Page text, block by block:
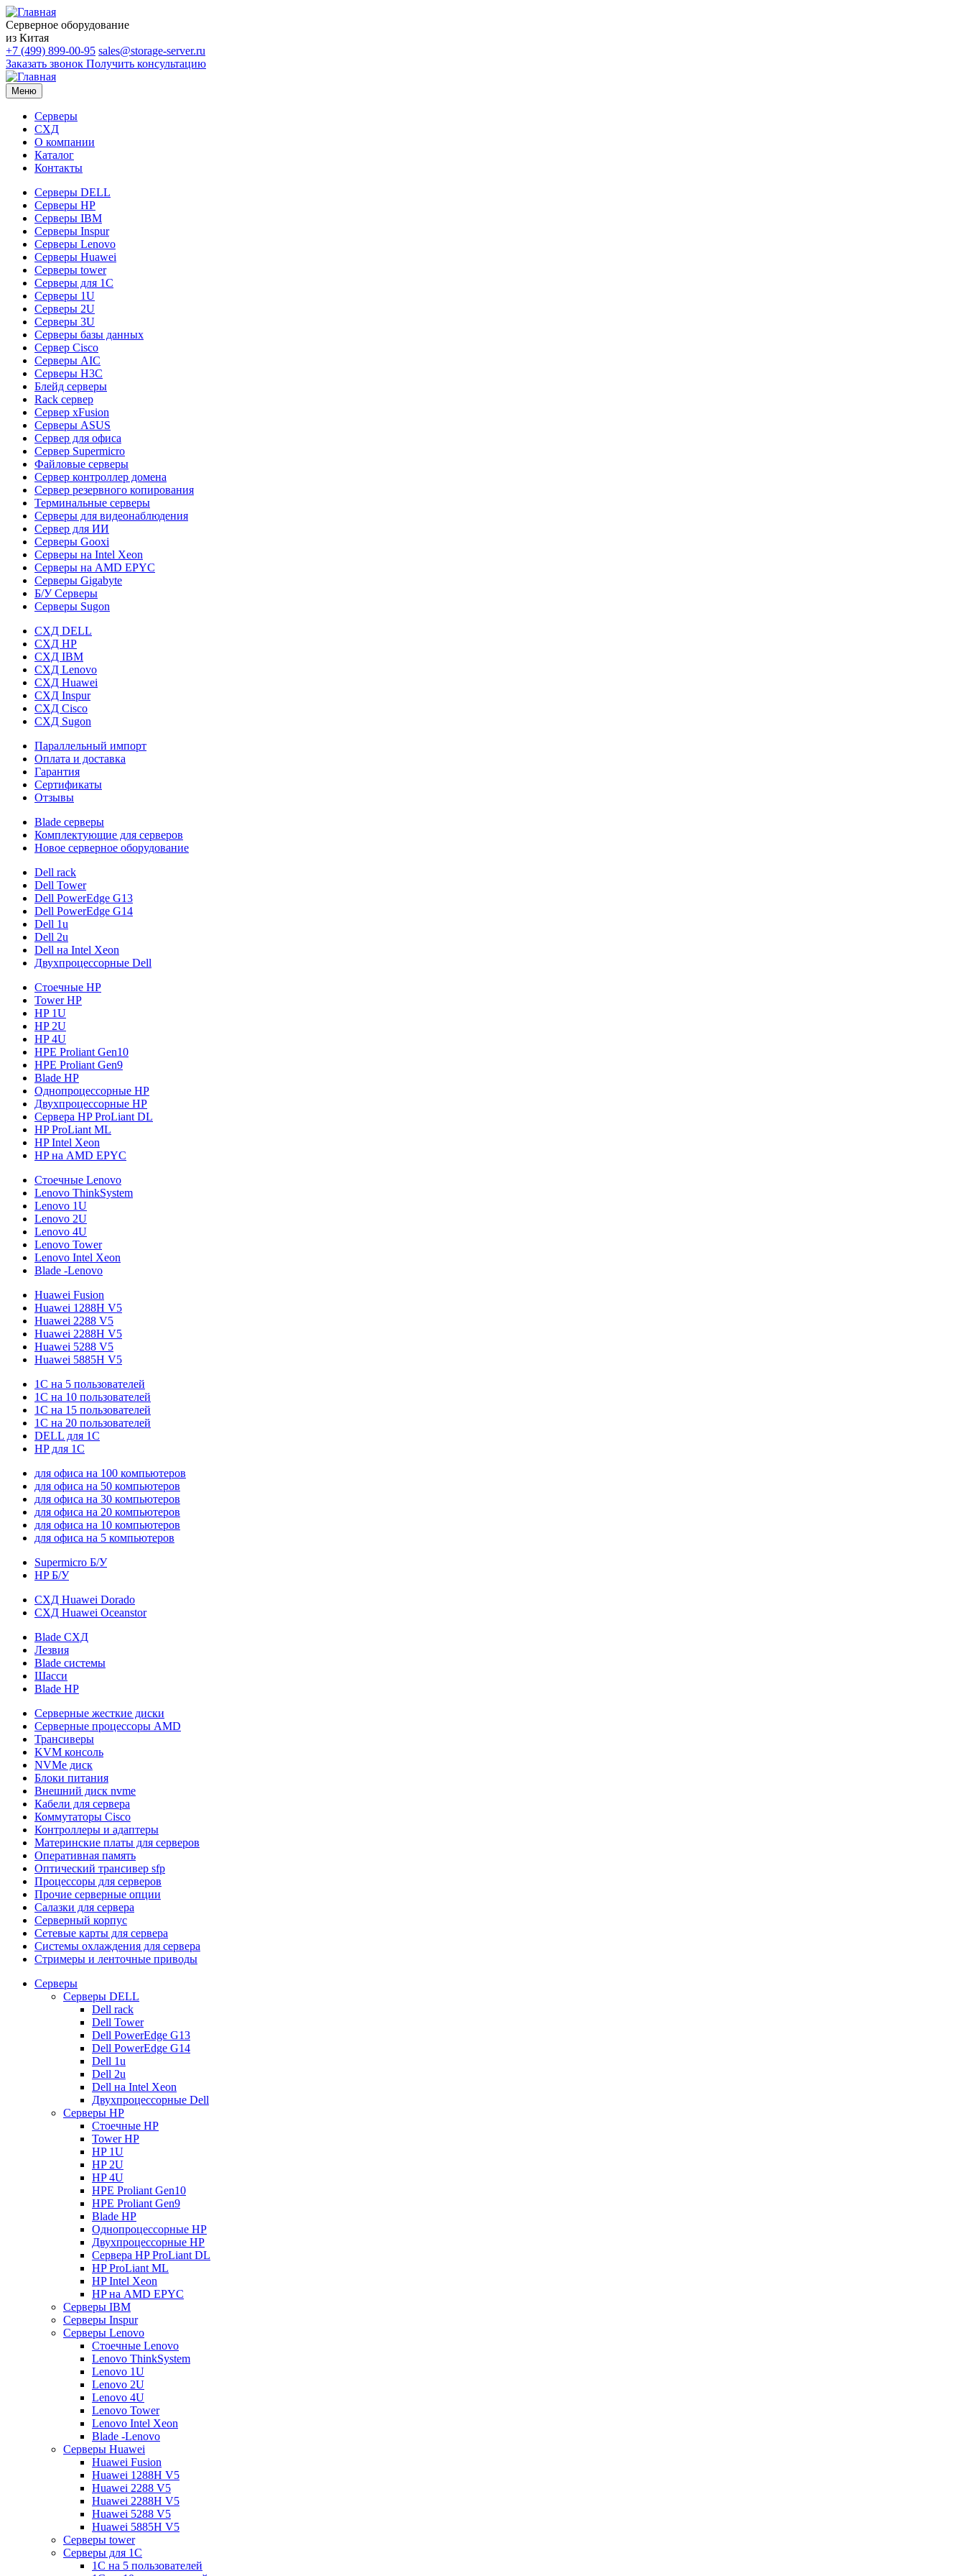
Серверное оборудование
из Китая
+7 (499) 899-00-95 sales@storage-server.ru
Заказать звонок Получить консультацию
Меню
Серверы
СХД
О компании
Каталог
Контакты
Серверы DELL
Серверы HP
Серверы IBM
Серверы Inspur
Серверы Lenovo
Серверы Huawei
Серверы tower
Серверы для 1C
Серверы 1U
Серверы 2U
Серверы 3U
Серверы базы данных
Сервер Cisco
Серверы AIC
Серверы H3C
Блейд серверы
Rack сервер
Сервер xFusion
Серверы ASUS
Сервер для офиса
Сервер Supermicro
Файловые серверы
Сервер контроллер домена
Сервер резервного копирования
Терминальные серверы
Серверы для видеонаблюдения
Сервер для ИИ
Серверы Gooxi
Серверы на Intel Xeon
Серверы на AMD EPYC
Серверы Gigabyte
Б/У Серверы
Серверы Sugon
СХД DELL
СХД HP
СХД IBM
СХД Lenovo
СХД Huawei
СХД Inspur
СХД Cisco
СХД Sugon
Параллельный импорт
Оплата и доставка
Гарантия
Сертификаты
Отзывы
Blade серверы
Комплектующие для серверов
Новое серверное оборудование
Dell rack
Dell Tower
Dell PowerEdge G13
Dell PowerEdge G14
Dell 1u
Dell 2u
Dell на Intel Xeon
Двухпроцессорные Dell
Стоечные HP
Tower HP
HP 1U
HP 2U
HP 4U
HPE Proliant Gen10
HPE Proliant Gen9
Blade HP
Однопроцессорные HP
Двухпроцессорные HP
Сервера HP ProLiant DL
HP ProLiant ML
HP Intel Xeon
HP на AMD EPYC
Стоечные Lenovo
Lenovo ThinkSystem
Lenovo 1U
Lenovo 2U
Lenovo 4U
Lenovo Tower
Lenovo Intel Xeon
Blade -Lenovo
Huawei Fusion
Huawei 1288H V5
Huawei 2288 V5
Huawei 2288H V5
Huawei 5288 V5
Huawei 5885H V5
1С на 5 пользователей
1С на 10 пользователей
1С на 15 пользователей
1С на 20 пользователей
DELL для 1С
HP для 1С
для офиса на 100 компьютеров
для офиса на 50 компьютеров
для офиса на 30 компьютеров
для офиса на 20 компьютеров
для офиса на 10 компьютеров
для офиса на 5 компьютеров
Supermicro Б/У
HP Б/У
СХД Huawei Dorado
СХД Huawei Oceanstor
Blade СХД
Лезвия
Blade системы
Шасси
Blade HP
Серверные жесткие диски
Серверные процессоры AMD
Трансиверы
KVM консоль
NVMe диск
Блоки питания
Внешний диск nvme
Кабели для сервера
Коммутаторы Cisco
Контроллеры и адаптеры
Материнские платы для серверов
Оперативная память
Оптический трансивер sfp
Процессоры для серверов
Прочие серверные опции
Салазки для сервера
Серверный корпус
Сетевые карты для сервера
Системы охлаждения для сервера
Стримеры и ленточные приводы
Серверы
Серверы DELL
Dell rack
Dell Tower
Dell PowerEdge G13
Dell PowerEdge G14
Dell 1u
Dell 2u
Dell на Intel Xeon
Двухпроцессорные Dell
Серверы HP
Стоечные HP
Tower HP
HP 1U
HP 2U
HP 4U
HPE Proliant Gen10
HPE Proliant Gen9
Blade HP
Однопроцессорные HP
Двухпроцессорные HP
Сервера HP ProLiant DL
HP ProLiant ML
HP Intel Xeon
HP на AMD EPYC
Серверы IBM
Серверы Inspur
Серверы Lenovo
Стоечные Lenovo
Lenovo ThinkSystem
Lenovo 1U
Lenovo 2U
Lenovo 4U
Lenovo Tower
Lenovo Intel Xeon
Blade -Lenovo
Серверы Huawei
Huawei Fusion
Huawei 1288H V5
Huawei 2288 V5
Huawei 2288H V5
Huawei 5288 V5
Huawei 5885H V5
Серверы tower
Серверы для 1C
1С на 5 пользователей